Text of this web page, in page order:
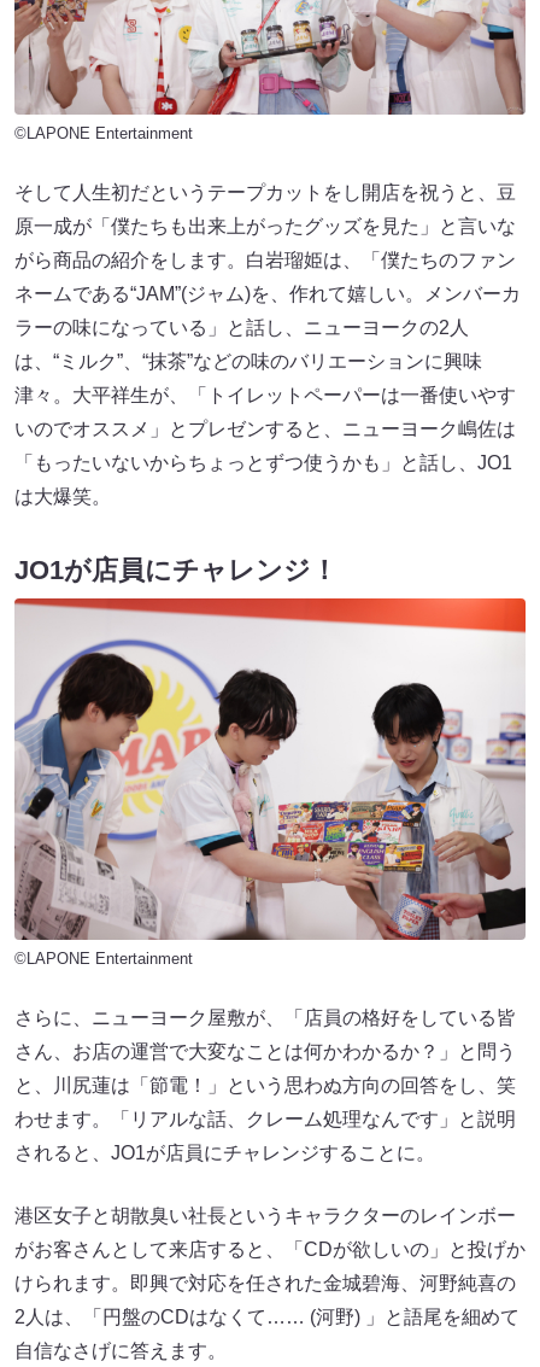
©LAPONE Entertainment
そして人生初だというテープカットをし開店を祝うと、豆
原一成が「僕たちも出来上がったグッズを見た」と言いな
がら商品の紹介をします。白岩瑠姫は、「僕たちのファン
ネームである“JAM”(ジャム)を、作れて嬉しい。メンバーカ
ラーの味になっている」と話し、ニューヨークの2人
は、“ミルク”、“抹茶”などの味のバリエーションに興味
津々。大平祥生が、「トイレットペーパーは一番使いやす
いのでオススメ」とプレゼンすると、ニューヨーク嶋佐は
「もったいないからちょっとずつ使うかも」と話し、JO1
は大爆笑。
JO1が店員にチャレンジ！
©LAPONE Entertainment
さらに、ニューヨーク屋敷が、「店員の格好をしている皆
さん、お店の運営で大変なことは何かわかるか？」と問う
と、川尻蓮は「節電！」という思わぬ方向の回答をし、笑
わせます。「リアルな話、クレーム処理なんです」と説明
されると、JO1が店員にチャレンジすることに。
港区女子と胡散臭い社長というキャラクターのレインボー
がお客さんとして来店すると、「CDが欲しいの」と投げか
けられます。即興で対応を任された金城碧海、河野純喜の
2人は、「円盤のCDはなくて…… (河野) 」と語尾を細めて
自信なさげに答えます。